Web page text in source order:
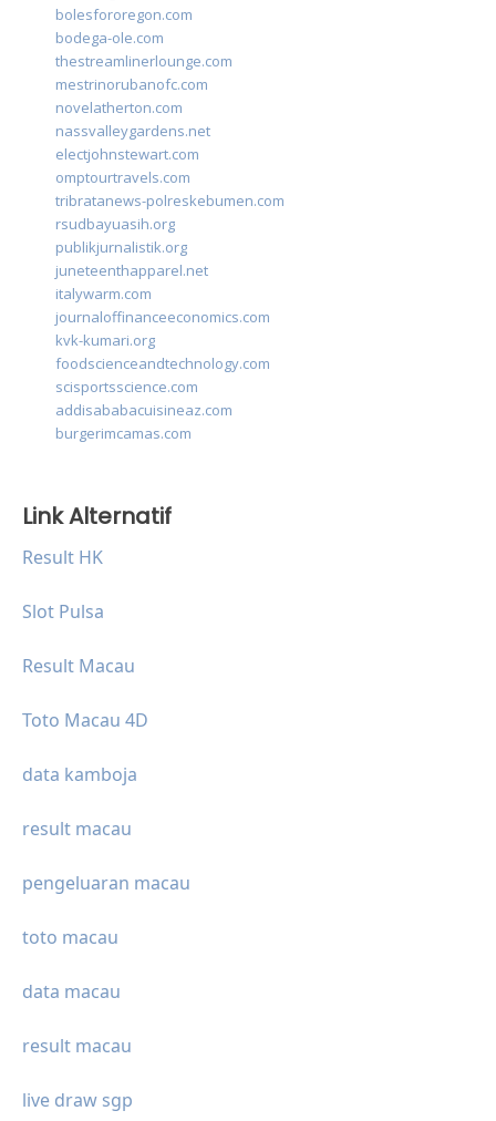
bolesfororegon.com
bodega-ole.com
thestreamlinerlounge.com
mestrinorubanofc.com
novelatherton.com
nassvalleygardens.net
electjohnstewart.com
omptourtravels.com
tribratanews-polreskebumen.com
rsudbayuasih.org
publikjurnalistik.org
juneteenthapparel.net
italywarm.com
journaloffinanceeconomics.com
kvk-kumari.org
foodscienceandtechnology.com
scisportsscience.com
addisababacuisineaz.com
burgerimcamas.com
Link Alternatif
Result HK
Slot Pulsa
Result Macau
Toto Macau 4D
data kamboja
result macau
pengeluaran macau
toto macau
data macau
result macau
live draw sgp